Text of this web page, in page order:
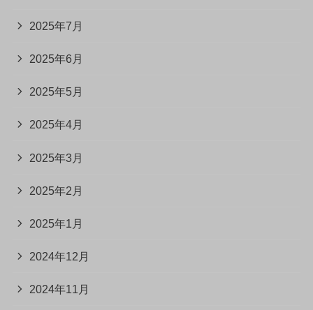
2025年7月
2025年6月
2025年5月
2025年4月
2025年3月
2025年2月
2025年1月
2024年12月
2024年11月